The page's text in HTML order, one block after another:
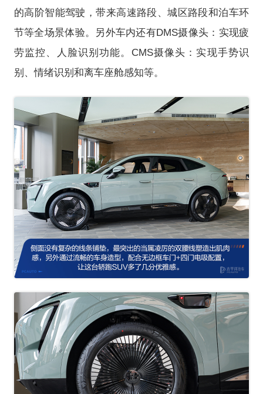
的高阶智能驾驶，带来高速路段、城区路段和泊车环
节等全场景体验。另外车内还有DMS摄像头：实现疲
劳监控、人脸识别功能。CMS摄像头：实现手势识
别、情绪识别和离车座舱感知等。